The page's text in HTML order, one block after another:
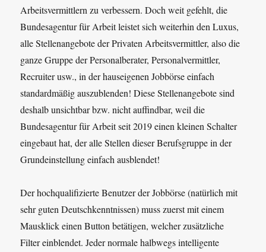
Arbeitsvermittlern zu verbessern. Doch weit gefehlt, die
Bundesagentur für Arbeit leistet sich weiterhin den Luxus,
alle Stellenangebote der Privaten Arbeitsvermittler, also die
ganze Gruppe der Personalberater, Personalvermittler,
Recruiter usw., in der hauseigenen Jobbörse einfach
standardmäßig auszublenden! Diese Stellenangebote sind
deshalb unsichtbar bzw. nicht auffindbar, weil die
Bundesagentur für Arbeit seit 2019 einen kleinen Schalter
eingebaut hat, der alle Stellen dieser Berufsgruppe in der
Grundeinstellung einfach ausblendet!
Der hochqualifizierte Benutzer der Jobbörse (natürlich mit
sehr guten Deutschkenntnissen) muss zuerst mit einem
Mausklick einen Button betätigen, welcher zusätzliche
Filter einblendet. Jeder normale halbwegs intelligente